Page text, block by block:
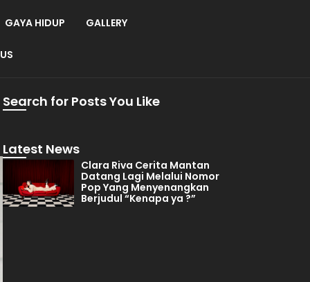
GAYA HIDUP GALLERY
Search for Posts You Like
Latest News
Clara Riva Cerita Mantan
Datang Lagi Melalui Nomor
Pop Yang Menyenangkan
Berjudul “Kenapa ya ?”